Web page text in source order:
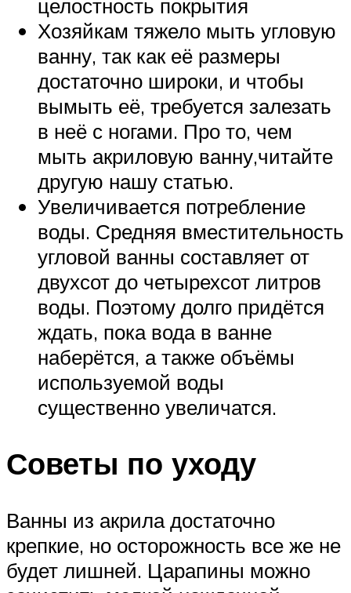
целостность покрытия
Хозяйкам тяжело мыть угловую
ванну, так как её размеры
достаточно широки, и чтобы
вымыть её, требуется залезать
в неё с ногами. Про то, чем
мыть акриловую ванну,читайте
другую нашу статью.
Увеличивается потребление
воды. Средняя вместительность
угловой ванны составляет от
двухсот до четырехсот литров
воды. Поэтому долго придётся
ждать, пока вода в ванне
наберётся, а также объёмы
используемой воды
существенно увеличатся.
Советы по уходу
Ванны из акрила достаточно
крепкие, но осторожность все же не
будет лишней. Царапины можно